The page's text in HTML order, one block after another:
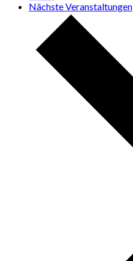
NächsteVeranstaltungen